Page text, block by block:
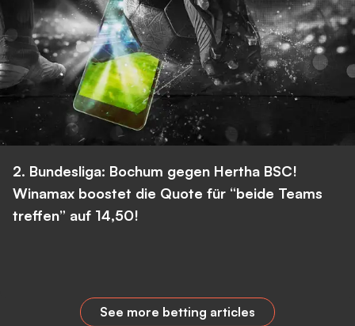
2. Bundesliga: Bochum gegen Hertha BSC!
Winamax boostet die Quote für “beide Teams
treffen” auf 14,50!
See more betting articles